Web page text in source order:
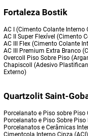
Fortaleza Bostik
AC I (Cimento Colante Interno
AC II Super Flexível (Cimento
AC III Flex (Cimento Colante
AC III Premium Extra Branco
Overcoll Piso Sobre Piso
Chapiscoll (Adesivo
Externo)
Quartzolit Saint-
Porcelanato e Piso sobre Piso
Porcelanato e Piso Sobre Piso
Porcelanatos e Cerâmicas
Cimentcola Interno Cinza (ACI)